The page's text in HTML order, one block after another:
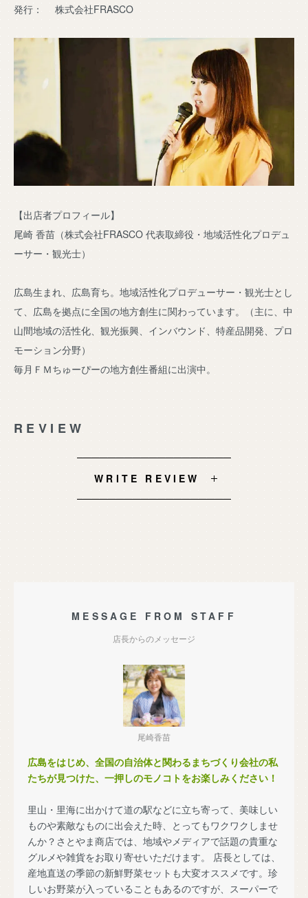
発行： 株式会社FRASCO
【出店者プロフィール】
尾崎 香苗（株式会社FRASCO 代表取締役・地域活性化プロデュ
ーサー・観光士）
広島生まれ、広島育ち。地域活性化プロデューサー・観光士とし
て、広島を拠点に全国の地方創生に関わっています。（主に、中
山間地域の活性化、観光振興、インバウンド、特産品開発、プロ
モーション分野）
毎月ＦＭちゅーぴーの地方創生番組に出演中。
REVIEW
WRITE REVIEW
MESSAGE FROM STAFF
店長からのメッセージ
尾崎香苗
広島をはじめ、全国の自治体と関わるまちづくり会社の私
たちが見つけた、一押しのモノコトをお楽しみください！
里山・里海に出かけて道の駅などに立ち寄って、美味しい
ものや素敵なものに出会えた時、とってもワクワクしませ
んか？さとやま商店では、地域やメディアで話題の貴重な
グルメや雑貨をお取り寄せいただけます。 店長としては、
産地直送の季節の新鮮野菜セットも大変オススメです。珍
しいお野菜が入っていることもあるのですが、スーパーで